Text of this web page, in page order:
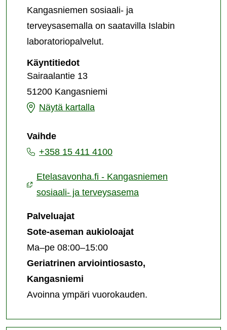
Kangasniemen sosiaali- ja
terveysasemalla on saatavilla Islabin
laboratoriopalvelut.
KäyntitiedotKangasniemen
sosiaali-
terveysasema
Sairaalantie 13
51200 Kangasniemi
Näytä kartalla
Kangasniemen
ja
terveysasema
Vaihde
+358 15 411 4100
Etelasavonha.fi - Kangasniemen
sosiaali- ja terveysasema
Palveluajat
Sote-aseman aukioloajat
Ma–pe 08:00–15:00
Geriatrinen arviointiosasto,
Kangasniemi
Avoinna ympäri vuorokauden.